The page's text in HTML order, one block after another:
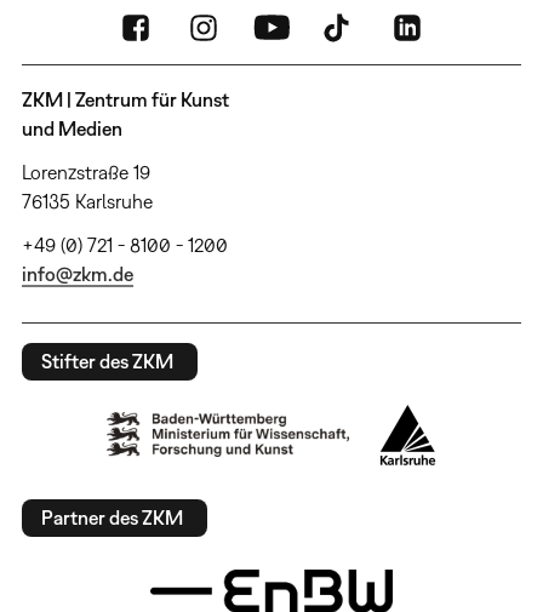
ZKM | Zentrum für Kunst
und Medien
Lorenzstraße 19
76135 Karlsruhe
+49 (0) 721 - 8100 - 1200
info@zkm.de
Stifter des ZKM
Partner des ZKM